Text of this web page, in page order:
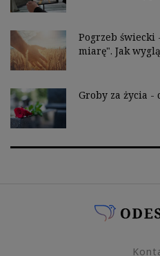
Pogrzeb świecki
miarę". Jak
Groby za życia -